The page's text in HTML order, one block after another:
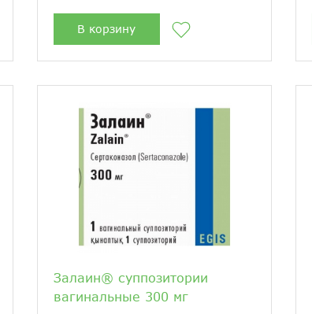
В корзину
Залаин® суппозитории
вагинальные 300 мг